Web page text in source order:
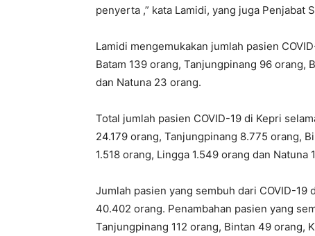
penyerta ,” kata Lamidi, yang juga Penjabat
Lamidi mengemukakan jumlah pasien
Batam 139 orang, Tanjungpinang 96 orang,
dan Natuna 23 orang.
Total jumlah pasien COVID-19 di Kepri
24.179 orang, Tanjungpinang 8.775 orang,
1.518 orang, Lingga 1.549 orang dan Natuna
Jumlah pasien yang sembuh dari COVID-
40.402 orang. Penambahan pasien yang
Tanjungpinang 112 orang, Bintan 49 orang,